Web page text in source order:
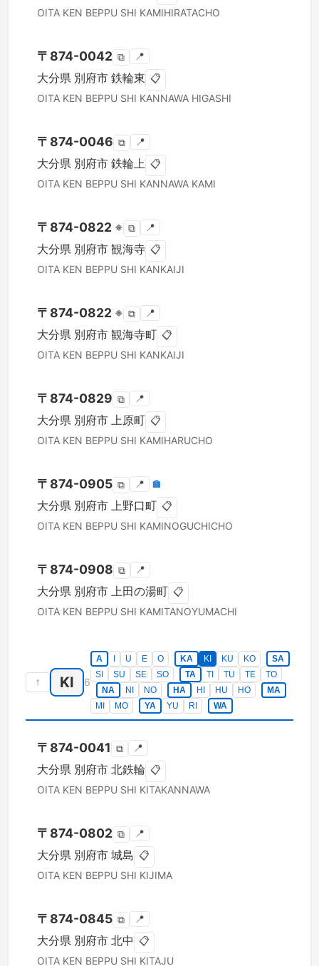
OITA KEN BEPPU SHI KAMIHIRATACHO
〒 874-0042 ⧉ 📍
大分県 別府市 鉄輪東 📋
OITA KEN BEPPU SHI KANNAWA HIGASHI
〒 874-0046 ⧉ 📍
大分県 別府市 鉄輪上 📋
OITA KEN BEPPU SHI KANNAWA KAMI
〒 874-0822 ※ ⧉ 📍
大分県 別府市 観海寺 📋
OITA KEN BEPPU SHI KANKAIJI
〒 874-0822 ※ ⧉ 📍
大分県 別府市 観海寺町 📋
OITA KEN BEPPU SHI KANKAIJI
〒 874-0829 ⧉ 📍
大分県 別府市 上原町 📋
OITA KEN BEPPU SHI KAMIHARUCHO
〒 874-0905 ⧉ 📍 🏣
大分県 別府市 上野口町 📋
OITA KEN BEPPU SHI KAMINOGUCHICHO
〒 874-0908 ⧉ 📍
大分県 別府市 上田の湯町 📋
OITA KEN BEPPU SHI KAMITANOYUMACHI
↑ KI 6
A U E O KA KI KU KO
SA
SI
SU SE SO TA TI TU TE
TO
NA
NI NO HA HI HU HO
MA
MI
MO YA YU RI WA
〒 874-0041 ⧉ 📍
大分県 別府市 北鉄輪 📋
OITA KEN BEPPU SHI KITAKANNAWA
〒 874-0802 ⧉ 📍
大分県 別府市 城島 📋
OITA KEN BEPPU SHI KIJIMA
〒 874-0845 ⧉ 📍
大分県 別府市 北中 📋
OITA KEN BEPPU SHI KITAJU